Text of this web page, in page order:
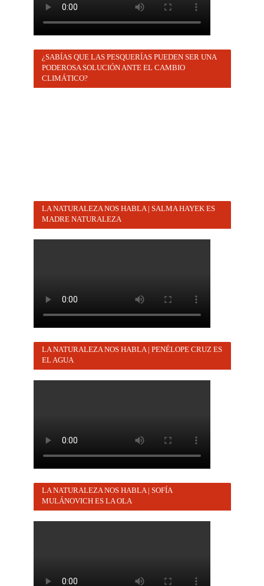
¿SABÍAS QUE LAS PESQUERÍAS PUEDEN SER UNA
PODEROSA SOLUCIÓN ANTE EL CAMBIO
CLIMÁTICO?
LA NATURALEZA NOS HABLA | SALMA HAYEK ES
MADRE NATURALEZA
LA NATURALEZA NOS HABLA | PENÉLOPE CRUZ ES
EL AGUA
LA NATURALEZA NOS HABLA | SOFÍA
MULÁNOVICH ES LA OLA